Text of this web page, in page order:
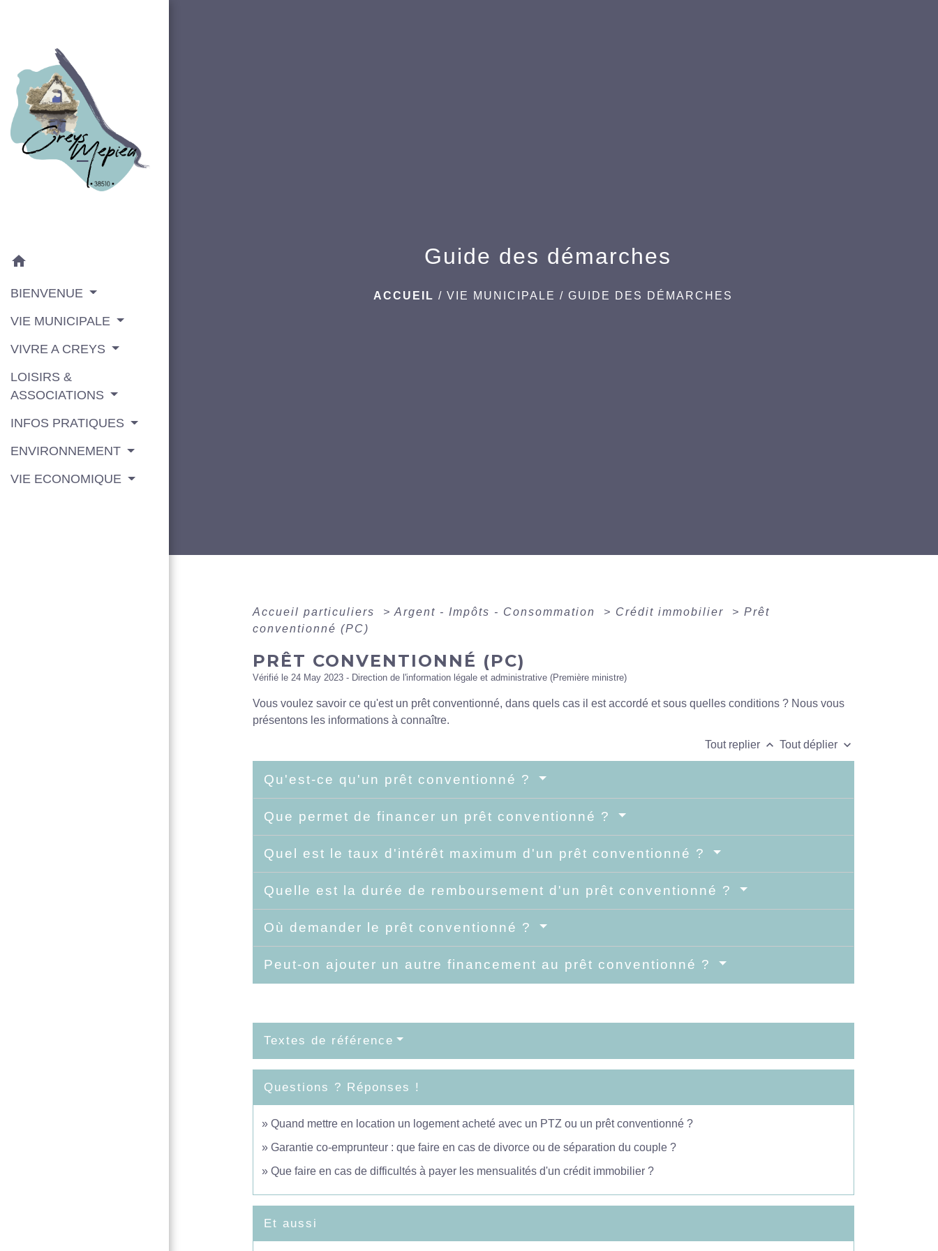
home
BIENVENUE
VIE MUNICIPALE
VIVRE A CREYS
LOISIRS &
ASSOCIATIONS
INFOS PRATIQUES
ENVIRONNEMENT
VIE ECONOMIQUE
Guide des démarches
ACCUEIL /VIE MUNICIPALE /GUIDE DES DÉMARCHES
Accueil particuliers > Argent - Impôts - Consommation > Crédit immobilier > Prêt
conventionné (PC)
PRÊT CONVENTIONNÉ (PC)
Vérifié le 24 May 2023 - Direction de l'information légale et administrative (Première ministre)
Vous voulez savoir ce qu'est un prêt conventionné, dans quels cas il est accordé et sous quelles conditions ? Nous vous
présentons les informations à connaître.
Tout replier keyboard_arrow_up Tout déplier keyboard_arrow_down
Qu'est-ce qu'un prêt conventionné ?
Que permet de financer un prêt conventionné ?
Quel est le taux d'intérêt maximum d'un prêt conventionné ?
Quelle est la durée de remboursement d'un prêt conventionné ?
Où demander le prêt conventionné ?
Peut-on ajouter un autre financement au prêt conventionné ?
Textes de référence
Questions ? Réponses !
Quand mettre en location un logement acheté avec un PTZ ou un prêt conventionné ?
Garantie co-emprunteur : que faire en cas de divorce ou de séparation du couple ?
Que faire en cas de difficultés à payer les mensualités d'un crédit immobilier ?
Et aussi